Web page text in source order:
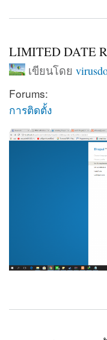
LIMITED DATE
เขียนโดย
Forums:
การติดตั้ง